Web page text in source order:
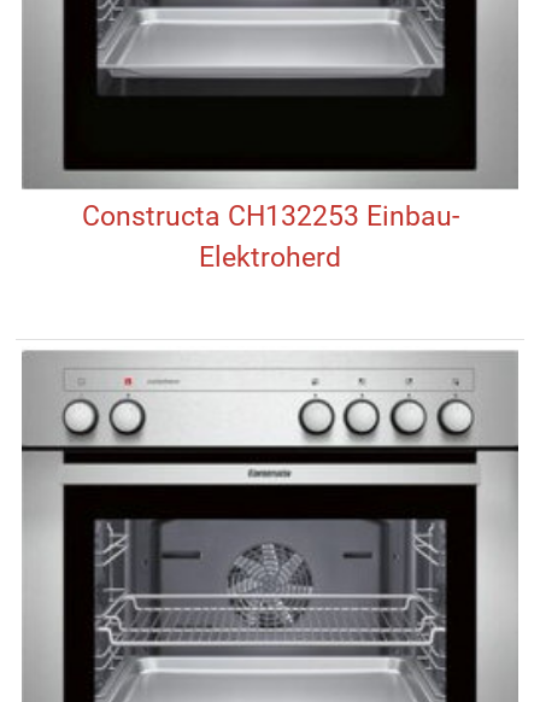
Constructa CH132253 Einbau-
Elektroherd